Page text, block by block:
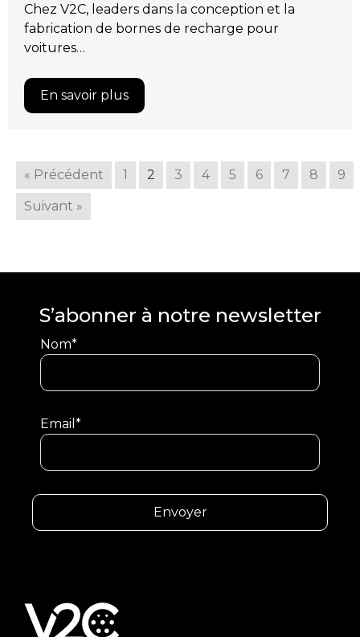
Chez V2C, leaders dans la conception et la
fabrication de bornes de recharge pour
voitures…
En savoir plus
« Précédent 1 2 3 4 5 6 7 8 9
Suivant »
S’abonner à notre newsletter
Nom*
Email*